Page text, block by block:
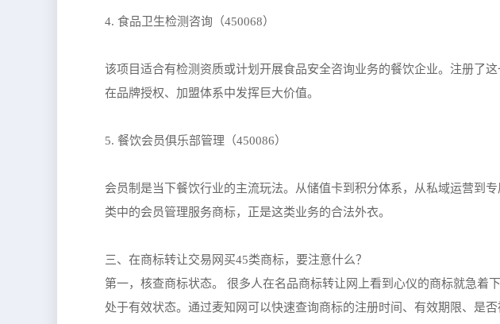
4. 食品卫生检测咨询（450068）
该项目适合有检测资质或计划开展食品安全咨询业务的餐饮企业。注册了
在品牌授权、加盟体系中发挥巨大价值。
5. 餐饮会员俱乐部管理（450086）
会员制是当下餐饮行业的主流玩法。从储值卡到积分体系，从私域运营到
类中的会员管理服务商标，正是这类业务的合法外衣。
三、在商标转让交易网买45类商标，要注意什么？
第一，核查商标状态。 很多人在名品商标转让网上看到心仪的商标就急
处于有效状态。通过麦知网可以快速查询商标的注册时间、有效期限、是